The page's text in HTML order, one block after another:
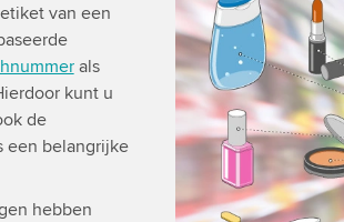
van een
als
kunt u
de
een belangrijke
hebben